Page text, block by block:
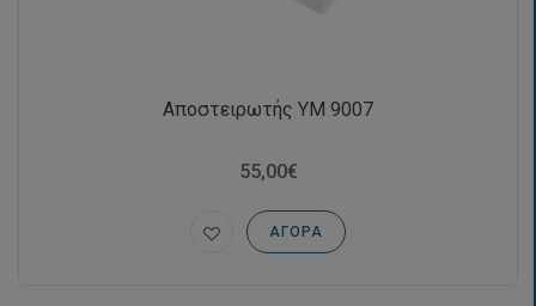
Αποστειρωτής YM 9007
55,00€
ΑΓΟΡΆ